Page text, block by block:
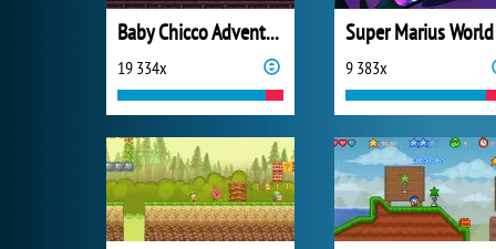
Baby Chicco Adventures
19 334x
Super Marius World
9 383x